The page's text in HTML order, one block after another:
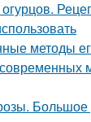
методы
Большое